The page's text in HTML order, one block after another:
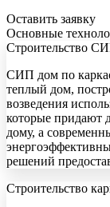
Оставить заявку
Основные
Строительство
СИП дом по
теплый дом,
возведения
которые придают
дому, а
решений
Строительство